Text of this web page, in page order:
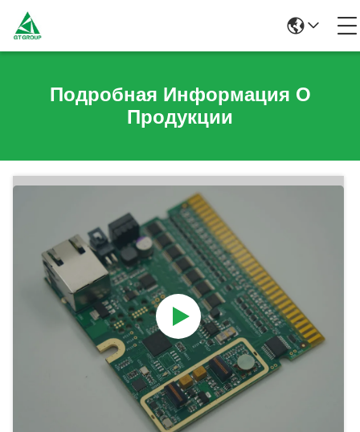
Подробная Информация О
Продукции